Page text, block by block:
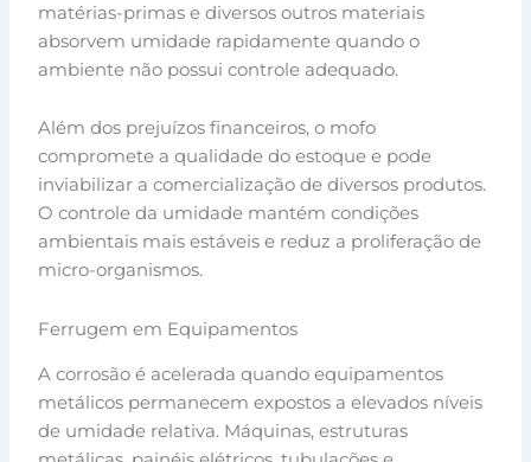
matérias-primas e diversos outros materiais
absorvem umidade rapidamente quando o
ambiente não possui controle adequado.
Além dos prejuízos financeiros, o mofo
compromete a qualidade do estoque e pode
inviabilizar a comercialização de diversos produtos.
O controle da umidade mantém condições
ambientais mais estáveis e reduz a proliferação de
micro-organismos.
Ferrugem em Equipamentos
A corrosão é acelerada quando equipamentos
metálicos permanecem expostos a elevados níveis
de umidade relativa. Máquinas, estruturas